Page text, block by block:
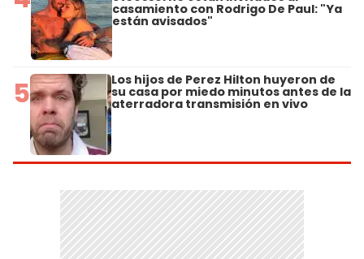
casamiento con Rodrigo De Paul: "Ya
están avisados"
5 Los hijos de Perez Hilton huyeron de
su casa por miedo minutos antes de la
aterradora transmisión en vivo